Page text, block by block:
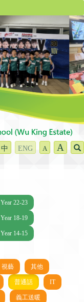
中 ENG A A
Year 22-23
Year 18-19
Year 14-15
視藝 其他
普通話 IT
義工送暖